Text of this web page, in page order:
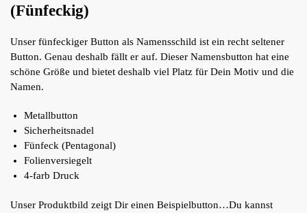
(Fünfeckig)
Unser fünfeckiger Button als Namensschild ist ein recht seltener
Button. Genau deshalb fällt er auf. Dieser Namensbutton hat eine
schöne Größe und bietet deshalb viel Platz für Dein Motiv und die
Namen.
Metallbutton
Sicherheitsnadel
Fünfeck (Pentagonal)
Folienversiegelt
4-farb Druck
Unser Produktbild zeigt Dir einen Beispielbutton…Du kannst